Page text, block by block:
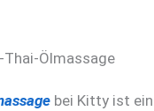
Thai-Ölmassage
bei Kitty ist